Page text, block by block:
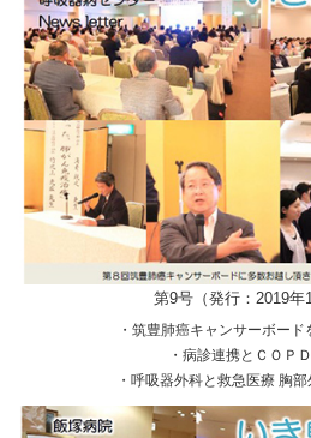
第9号（発行：2019年
・筑豊肺癌キャンサーボード
・病診連携とＣＯＰ
・呼吸器外科と救急医療 胸